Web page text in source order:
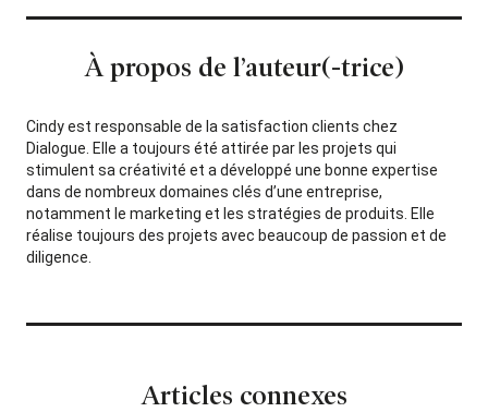
À propos de l’auteur(-trice)
Cindy est responsable de la satisfaction clients chez
Dialogue. Elle a toujours été attirée par les projets qui
stimulent sa créativité et a développé une bonne expertise
dans de nombreux domaines clés d’une entreprise,
notamment le marketing et les stratégies de produits. Elle
réalise toujours des projets avec beaucoup de passion et de
diligence.
Articles connexes